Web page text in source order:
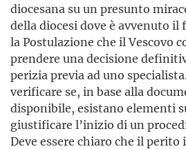
diocesana su un presunto
della diocesi dove è avvenuto il
la Postulazione che il Vescovo
prendere una decisione
perizia previa ad uno
verificare se, in base alla
disponibile, esistano elementi
giustificare l’inizio di un
Deve essere chiaro che il perito